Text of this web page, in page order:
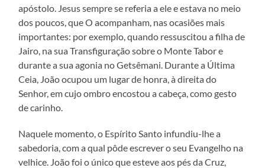
apóstolo. Jesus sempre se referia a ele e estava no meio
dos poucos, que O acompanham, nas ocasiões mais
importantes: por exemplo, quando ressuscitou a filha de
Jairo, na sua Transfiguração sobre o Monte Tabor e
durante a sua agonia no Getsêmani. Durante a Última
Ceia, João ocupou um lugar de honra, à direita do
Senhor, em cujo ombro encostou a cabeça, como gesto
de carinho.
Naquele momento, o Espírito Santo infundiu-lhe a
sabedoria, com a qual pôde escrever o seu Evangelho na
velhice. João foi o único que esteve aos pés da Cruz,